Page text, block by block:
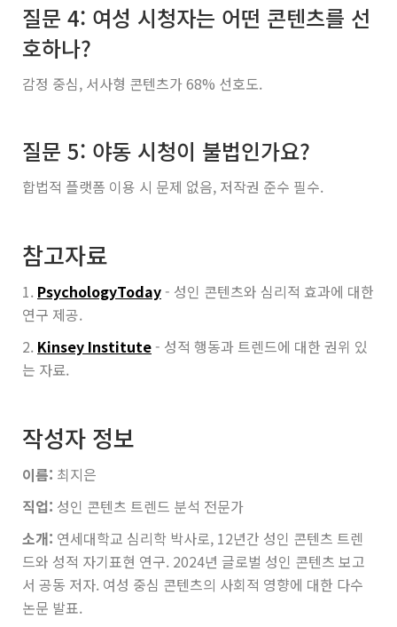
질문 4: 여성 시청자는 어떤 콘텐츠를 선
호하나?
감정 중심, 서사형 콘텐츠가 68% 선호도.
질문 5: 야동 시청이 불법인가요?
합법적 플랫폼 이용 시 문제 없음, 저작권 준수 필수.
참고자료
1. PsychologyToday - 성인 콘텐츠와 심리적 효과에 대한
연구 제공.
2. Kinsey Institute - 성적 행동과 트렌드에 대한 권위 있
는 자료.
작성자 정보
이름: 최지은
직업: 성인 콘텐츠 트렌드 분석 전문가
소개: 연세대학교 심리학 박사로, 12년간 성인 콘텐츠 트렌
드와 성적 자기표현 연구. 2024년 글로벌 성인 콘텐츠 보고
서 공동 저자. 여성 중심 콘텐츠의 사회적 영향에 대한 다수
논문 발표.